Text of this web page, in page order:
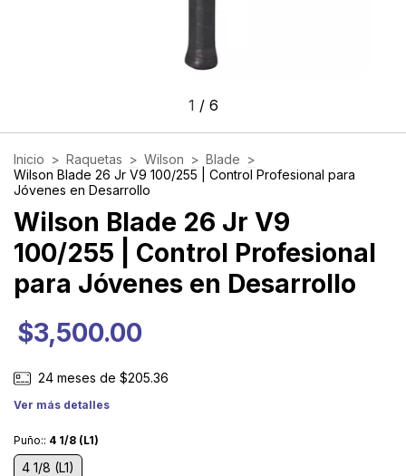
1 / 6
Inicio > Raquetas > Wilson > Blade >
Wilson Blade 26 Jr V9 100/255 | Control Profesional para
Jóvenes en Desarrollo
Wilson Blade 26 Jr V9
100/255 | Control Profesional
para Jóvenes en Desarrollo
$3,500.00
24 meses de $205.36
Ver más detalles
Puño:: 4 1/8 (L1)
4 1/8 (L1)